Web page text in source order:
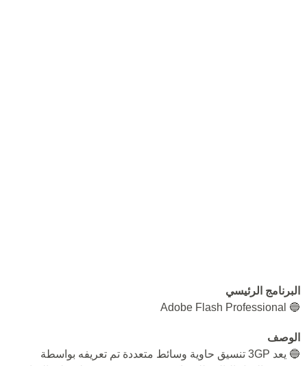
البرنامج الرئيسي
🔵 Adobe Flash Professional
الوصف
🔵 يعد 3GP تنسيق حاوية وسائط متعددة تم تعريفه بواسطة